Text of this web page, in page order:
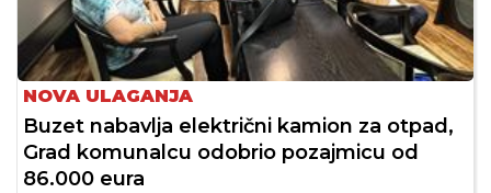
NOVA ULAGANJA
Buzet nabavlja električni kamion za otpad,
Grad komunalcu odobrio pozajmicu od
86.000 eura